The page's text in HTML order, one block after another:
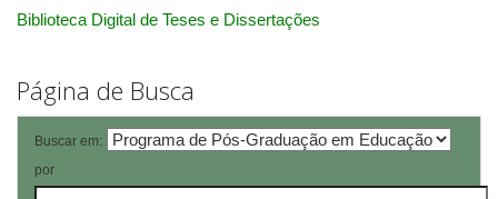
Biblioteca Digital de Teses e Dissertações
Página de Busca
Buscar em:
por